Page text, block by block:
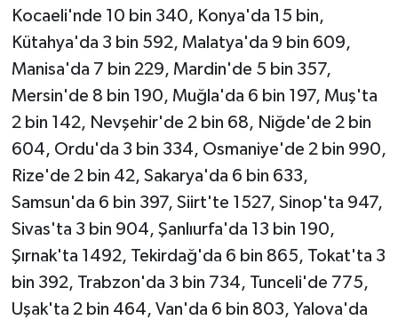
Kocaeli'nde 10 bin 340, Konya'da 15 bin,
Kütahya'da 3 bin 592, Malatya'da 9 bin 609,
Manisa'da 7 bin 229, Mardin'de 5 bin 357,
Mersin'de 8 bin 190, Muğla'da 6 bin 197, Muş'ta
2 bin 142, Nevşehir'de 2 bin 68, Niğde'de 2 bin
604, Ordu'da 3 bin 334, Osmaniye'de 2 bin 990,
Rize'de 2 bin 42, Sakarya'da 6 bin 633,
Samsun'da 6 bin 397, Siirt'te 1527, Sinop'ta 947,
Sivas'ta 3 bin 904, Şanlıurfa'da 13 bin 190,
Şırnak'ta 1492, Tekirdağ'da 6 bin 865, Tokat'ta 3
bin 392, Trabzon'da 3 bin 734, Tunceli'de 775,
Uşak'ta 2 bin 464, Van'da 6 bin 803, Yalova'da